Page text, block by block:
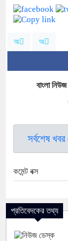
অ অ
বাংলা
সর্বশেষ
কমেন্ট বক্স
প্রতিবেদকের তথ্য